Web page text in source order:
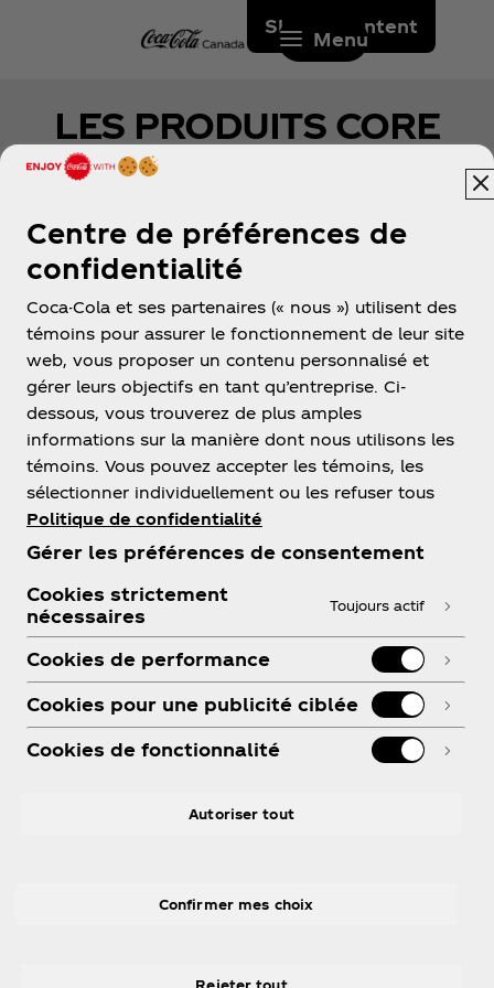
Skip to content
Menu
LES PRODUITS CORE
POWER SONT-ILS SANS
GLUTEN?
Oui, les produits Core PowerMD ne contiennent
pas de gluten.
À propos de nous
Besoin d’aide?
YoutubeFacebook
Centre de préférences de
confidentialité
Coca-Cola et ses partenaires (« nous ») utilisent des
témoins pour assurer le fonctionnement de leur site
web, vous proposer un contenu personnalisé et
gérer leurs objectifs en tant qu’entreprise. Ci-
dessous, vous trouverez de plus amples
informations sur la manière dont nous utilisons les
témoins. Vous pouvez accepter les témoins, les
sélectionner individuellement ou les refuser tous
Politique de confidentialité
Gérer les préférences de consentement
Cookies strictement
nécessaires
Toujours actif
Cookies de performance
Cookies pour une publicité ciblée
Cookies de fonctionnalité
Autoriser tout
Rejeter tout
Confirmer mes choix